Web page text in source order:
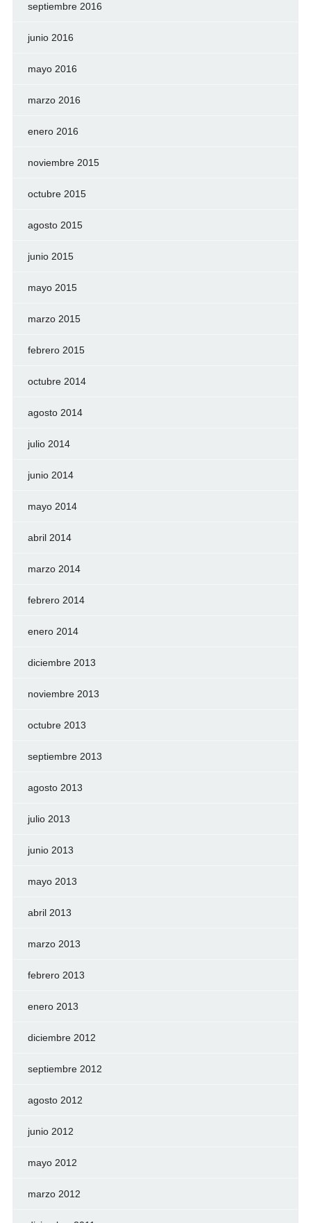
septiembre 2016
junio 2016
mayo 2016
marzo 2016
enero 2016
noviembre 2015
octubre 2015
agosto 2015
junio 2015
mayo 2015
marzo 2015
febrero 2015
octubre 2014
agosto 2014
julio 2014
junio 2014
mayo 2014
abril 2014
marzo 2014
febrero 2014
enero 2014
diciembre 2013
noviembre 2013
octubre 2013
septiembre 2013
agosto 2013
julio 2013
junio 2013
mayo 2013
abril 2013
marzo 2013
febrero 2013
enero 2013
diciembre 2012
septiembre 2012
agosto 2012
junio 2012
mayo 2012
marzo 2012